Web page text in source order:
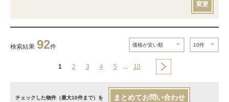
変更
検索結果 92件
1 2 3 4 5 … 10
チェックした物件（最大10件まで）を まとめてお問い合わせ